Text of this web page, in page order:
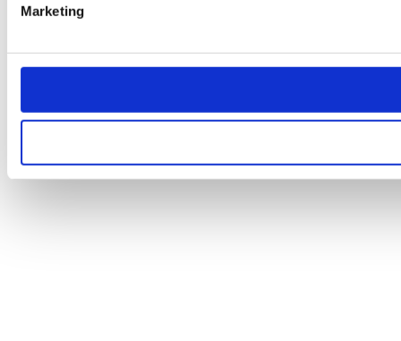
Marketing